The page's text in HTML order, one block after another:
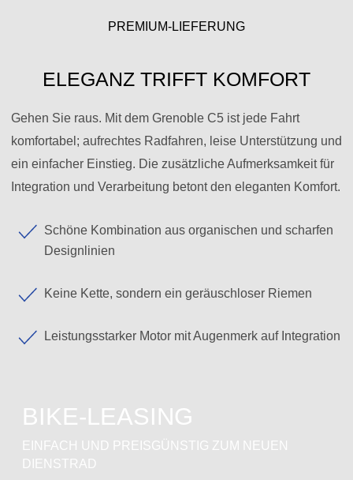
PREMIUM-LIEFERUNG
ELEGANZ TRIFFT KOMFORT
Gehen Sie raus. Mit dem Grenoble C5 ist jede Fahrt
komfortabel; aufrechtes Radfahren, leise Unterstützung und
ein einfacher Einstieg. Die zusätzliche Aufmerksamkeit für
Integration und Verarbeitung betont den eleganten Komfort.
Schöne Kombination aus organischen und scharfen
Designlinien
Keine Kette, sondern ein geräuschloser Riemen
Leistungsstarker Motor mit Augenmerk auf Integration
BIKE-LEASING
EINFACH UND PREISGÜNSTIG ZUM NEUEN
DIENSTRAD